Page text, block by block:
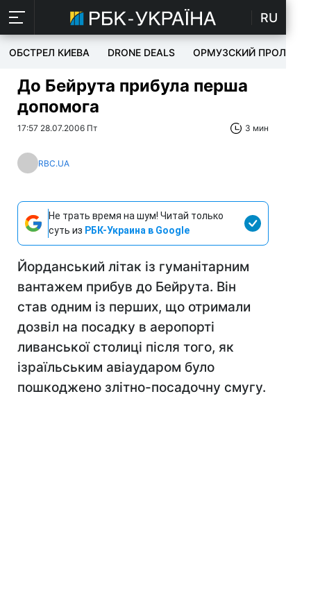
RU
ОБСТРЕЛ КИЕВА DRONE DEALS ОРМУЗСКИЙ ПРОЛИВ
До Бейрута прибула перша
допомога
17:57 28.07.2006 Пт 3 мин
RBC.UA
Не трать время на шум! Читай только
суть из РБК-Украина в Google
Йорданський літак із гуманітарним
вантажем прибув до Бейрута. Він
став одним із перших, що отримали
дозвіл на посадку в аеропорті
ливанської столиці після того, як
ізраїльським авіаударом було
пошкоджено злітно-посадочну смугу.